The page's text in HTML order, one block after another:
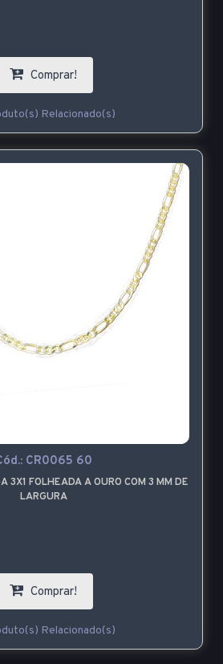
Comprar!
Relacionado(s)
CR0065 60
3X1 FOLHEADA A OURO COM 3 MM DE
LARGURA
Comprar!
Relacionado(s)